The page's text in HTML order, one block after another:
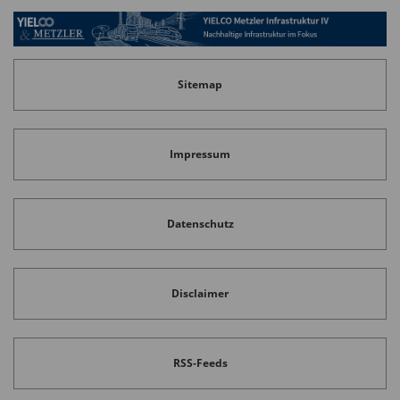
Sitemap
Impressum
Datenschutz
Disclaimer
RSS-Feeds